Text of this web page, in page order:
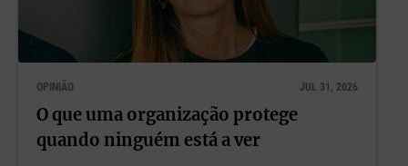
OPINIÃO JUL 31, 2026
O que uma organização protege
quando ninguém está a ver